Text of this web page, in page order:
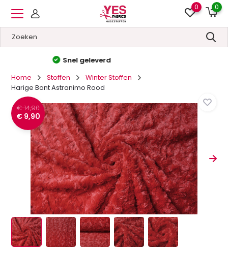
0 0
Hoge kwaliteit
Home
Stoffen
Winter Stoffen
Harige Bont Astranimo Rood
€ 14,90
€ 9,90